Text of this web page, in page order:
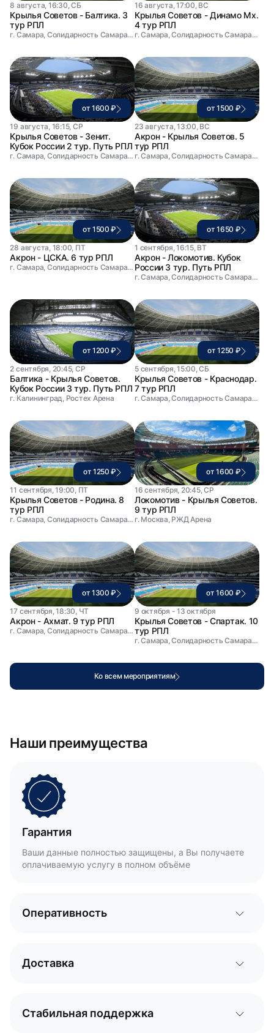
8 августа, 16:30, СБ
Крылья Советов - Балтика. 3
тур РПЛ
г. Самара, Солидарность Самара Арена
16 августа, 17:00, ВС
Крылья Советов - Динамо Мх.
4 тур РПЛ
г. Самара, Солидарность Самара Арена
от 1600 ₽
19 августа, 16:15, СР
Крылья Советов - Зенит.
Кубок России 2 тур. Путь РПЛ
г. Самара, Солидарность Самара Арена
от 1500 ₽
23 августа, 13:00, ВС
Акрон - Крылья Советов. 5
тур РПЛ
г. Самара, Солидарность Самара Арена
от 1500 ₽
28 августа, 18:00, ПТ
Акрон - ЦСКА. 6 тур РПЛ
г. Самара, Солидарность Самара Арена
от 1650 ₽
1 сентября, 16:15, ВТ
Акрон - Локомотив. Кубок
России 3 тур. Путь РПЛ
г. Самара, Солидарность Самара Арена
от 1200 ₽
2 сентября, 20:45, СР
Балтика - Крылья Советов.
Кубок России 3 тур. Путь РПЛ
г. Калининград, Ростех Арена
от 1250 ₽
5 сентября, 15:00, СБ
Крылья Советов - Краснодар.
7 тур РПЛ
г. Самара, Солидарность Самара Арена
от 1250 ₽
11 сентября, 19:00, ПТ
Крылья Советов - Родина. 8
тур РПЛ
г. Самара, Солидарность Самара Арена
от 1600 ₽
16 сентября, 20:45, СР
Локомотив - Крылья Советов.
9 тур РПЛ
г. Москва, РЖД Арена
от 1300 ₽
17 сентября, 18:30, ЧТ
Акрон - Ахмат. 9 тур РПЛ
г. Самара, Солидарность Самара Арена
от 1600 ₽
9 октября - 13 октября
Крылья Советов - Спартак. 10
тур РПЛ
г. Самара, Солидарность Самара Арена
Ко всем мероприятиям
Наши преимущества
Гарантия
Ваши данные полностью защищены, а Вы получаете
оплачиваемую услугу в полном объёме
Оперативность
Доставка
Стабильная поддержка